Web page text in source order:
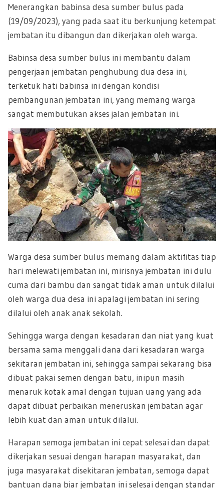
Menerangkan babinsa desa sumber bulus pada
(19/09/2023), yang pada saat itu berkunjung ketempat
jembatan itu dibangun dan dikerjakan oleh warga.
Babinsa desa sumber bulus ini membantu dalam
pengerjaan jembatan penghubung dua desa ini,
terketuk hati babinsa ini dengan kondisi
pembangunan jembatan ini, yang memang warga
sangat membutukan akses jalan jembatan ini.
Warga desa sumber bulus memang dalam aktifitas tiap
hari melewati jembatan ini, mirisnya jembatan ini dulu
cuma dari bambu dan sangat tidak aman untuk dilalui
oleh warga dua desa ini apalagi jembatan ini sering
dilalui oleh anak anak sekolah.
Sehingga warga dengan kesadaran dan niat yang kuat
bersama sama menggali dana dari kesadaran warga
sekitaran jembatan ini, sehingga sampai sekarang bisa
dibuat pakai semen dengan batu, inipun masih
menaruk kotak amal dengan tujuan uang yang ada
dapat dibuat perbaikan meneruskan jembatan agar
lebih kuat dan aman untuk dilalui.
Harapan semoga jembatan ini cepat selesai dan dapat
dikerjakan sesuai dengan harapan masyarakat, dan
juga masyarakat disekitaran jembatan, semoga dapat
bantuan dana biar jembatan ini selesai dengan standar